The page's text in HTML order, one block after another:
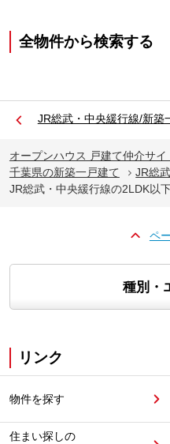
全物件から検索する
JR総武・中央緩行線/新築
オープンハウス 戸建て仲介サイ
千葉県の新築一戸建て
JR総
JR総武・中央緩行線の2LDK以
ペ
種別・
リンク
物件を探す
住まい探しの